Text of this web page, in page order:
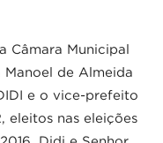
Câmara Municipal
Manoel de Almeida
e o vice-prefeito
eleitos nas eleições